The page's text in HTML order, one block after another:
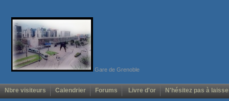
Gare de Grenoble
Nbre visiteurs Calendrier Forums Livre d'or N'hésitez pas à